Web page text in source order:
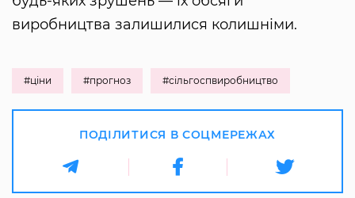
виробництва залишилися колишніми.
#ціни #прогноз #сільгоспвиробництво
ПОДІЛИТИСЯ В СОЦМЕРЕЖАХ